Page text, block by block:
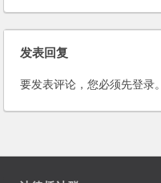
发表回复
要发表评论，您必须先登录。